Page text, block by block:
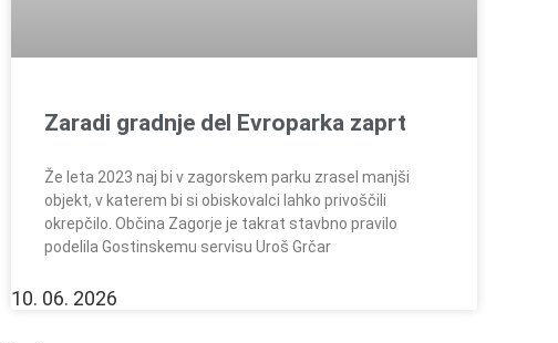
Zaradi gradnje del Evroparka zaprt
Že leta 2023 naj bi v zagorskem parku zrasel manjši
objekt, v katerem bi si obiskovalci lahko privoščili
okrepčilo. Občina Zagorje je takrat stavbno pravilo
podelila Gostinskemu servisu Uroš Grčar
10. 06. 2026